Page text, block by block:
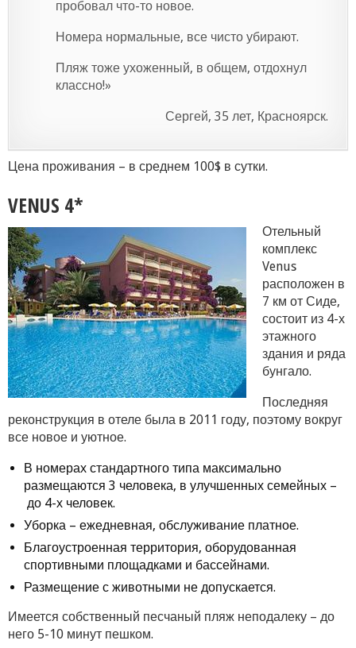
пробовал что-то новое.
Номера нормальные, все чисто убирают.
Пляж тоже ухоженный, в общем, отдохнул
классно!»
Сергей, 35 лет, Красноярск.
Цена проживания – в среднем 100$ в сутки.
VENUS 4*
Отельный
комплекс
Venus
расположен в
7 км от Сиде,
состоит из 4-х
этажного
здания и ряда
бунгало.
Последняя
реконструкция в отеле была в 2011 году, поэтому вокруг
все новое и уютное.
В номерах стандартного типа максимально
размещаются 3 человека, в улучшенных семейных –
до 4-х человек.
Уборка – ежедневная, обслуживание платное.
Благоустроенная территория, оборудованная
спортивными площадками и бассейнами.
Размещение с животными не допускается.
Имеется собственный песчаный пляж неподалеку – до
него 5-10 минут пешком.